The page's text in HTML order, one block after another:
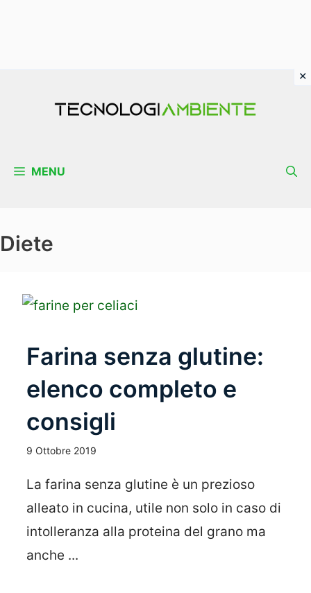
MENU
Diete
Farina senza glutine:
elenco completo e
consigli
9 Ottobre 2019
La farina senza glutine è un prezioso
alleato in cucina, utile non solo in caso di
intolleranza alla proteina del grano ma
anche ...